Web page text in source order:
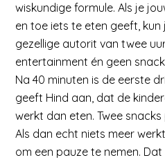
wiskundige formule. Als je
en toe iets te eten geeft, kun
gezellige autorit van twee
entertainment én geen
Na 40 minuten is de eerste
geeft Hind aan, dat de
werkt dan eten. Twee
Als dan echt niets meer
om een pauze te nemen. Dat